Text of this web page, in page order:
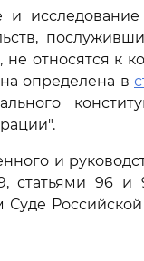
исследование
относятся к
определена в
и
статьями 96 и
Суде